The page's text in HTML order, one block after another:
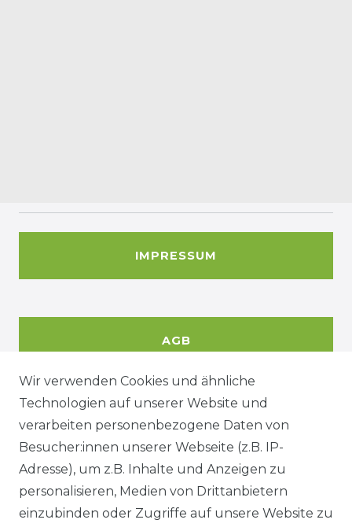
IMPRESSUM
AGB
DATENSCHUTZERKÄRUNG
WIDERRUFSRECHT
Wir verwenden Cookies und ähnliche
Technologien auf unserer Website und
verarbeiten personenbezogene Daten von
Besucher:innen unserer Webseite (z.B. IP-
Adresse), um z.B. Inhalte und Anzeigen zu
personalisieren, Medien von Drittanbietern
einzubinden oder Zugriffe auf unsere Website zu